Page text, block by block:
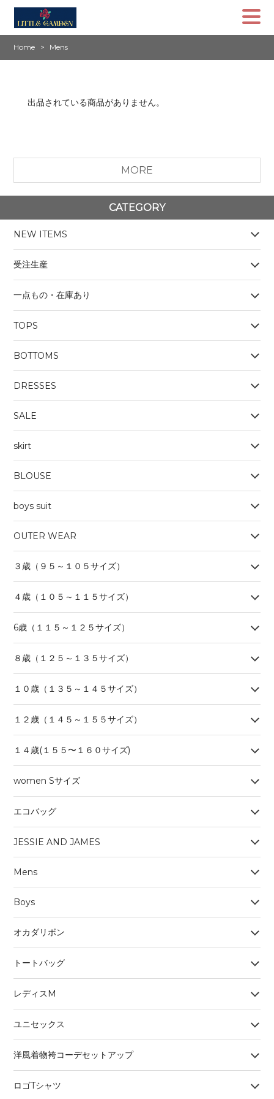
Home Mens
出品されている商品がありません。
MORE
CATEGORY
NEW ITEMS
受注生産
一点もの・在庫あり
TOPS
BOYS
OUTERWEAR
Tシャツ
BOTTOMS
BOYS
DRESSES
SALE
skirt
BLOUSE
boys suit
OUTER WEAR
３歳（９５～１０５サイズ）
４歳（１０５～１１５サイズ）
6歳（１１５～１２５サイズ）
８歳（１２５～１３５サイズ）
１０歳（１３５～１４５サイズ）
１２歳（１４５～１５５サイズ）
１４歳(１５５〜１６０サイズ)
women Sサイズ
エコバッグ
JESSIE AND JAMES
Mens
Boys
オカダリボン
トートバッグ
レディスM
ユニセックス
洋風着物袴コーデセットアップ
ロゴTシャツ